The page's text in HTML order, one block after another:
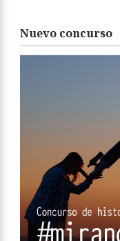
Nuevo concurso